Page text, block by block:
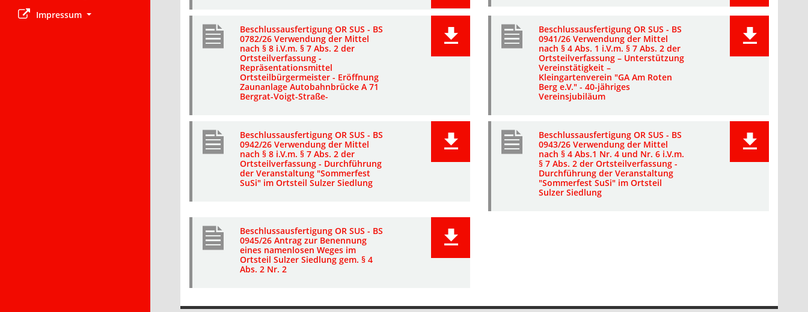
Impressum
Beschlussausfertigung OR SUS - BS
0782/26 Verwendung der Mittel
nach § 8 i.V.m. § 7 Abs. 2 der
Ortsteilverfassung -
Repräsentationsmittel
Ortsteilbürgermeister - Eröffnung
Zaunanlage Autobahnbrücke A 71
Bergrat-Voigt-Straße-
Beschlussausfertigung OR SUS - BS
0941/26 Verwendung der Mittel
nach § 4 Abs. 1 i.V.m. § 7 Abs. 2 der
Ortsteilverfassung – Unterstützung
Vereinstätigkeit –
Kleingartenverein "GA Am Roten
Berg e.V." - 40-jähriges
Vereinsjubiläum
Beschlussausfertigung OR SUS - BS
0942/26 Verwendung der Mittel
nach § 8 i.V.m. § 7 Abs. 2 der
Ortsteilverfassung - Durchführung
der Veranstaltung "Sommerfest
SuSi" im Ortsteil Sulzer Siedlung
Beschlussausfertigung OR SUS - BS
0943/26 Verwendung der Mittel
nach § 4 Abs.1 Nr. 4 und Nr. 6 i.V.m.
§ 7 Abs. 2 der Ortsteilverfassung -
Durchführung der Veranstaltung
"Sommerfest SuSi" im Ortsteil
Sulzer Siedlung
Beschlussausfertigung OR SUS - BS
0945/26 Antrag zur Benennung
eines namenlosen Weges im
Ortsteil Sulzer Siedlung gem. § 4
Abs. 2 Nr. 2